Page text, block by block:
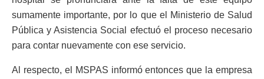
sumamente importante, por lo que el Ministerio de Salud
Pública y Asistencia Social efectuó el proceso necesario
para contar nuevamente con ese servicio.
Al respecto, el MSPAS informó entonces que la empresa